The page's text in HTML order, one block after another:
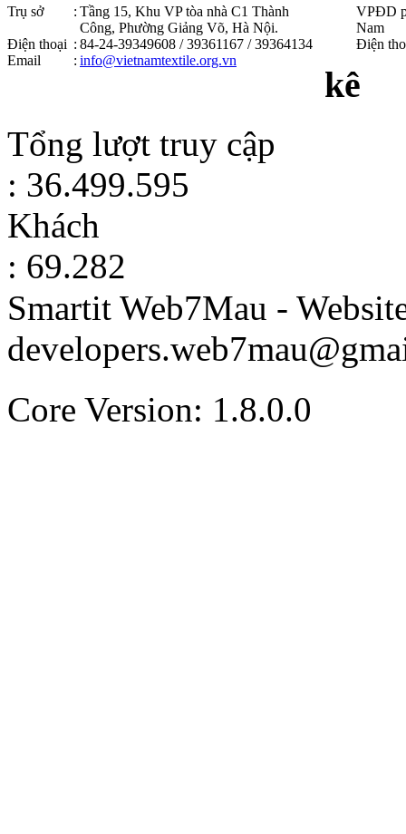
Trụ sở : Tầng 15, Khu VP tòa nhà C1 Thành
Công, Phường Giảng Võ, Hà Nội .
Điện thoại : 84-24-39349608 / 39361167 / 39364134
Email
: info@vietnamtextile.org.vn
VPĐD
Nam
Điện
kê
Tổng lượt truy cập
: 36.499.595
Khách
: 69.282
Smartit Web7Mau -
Core Version: 1.8.0.0